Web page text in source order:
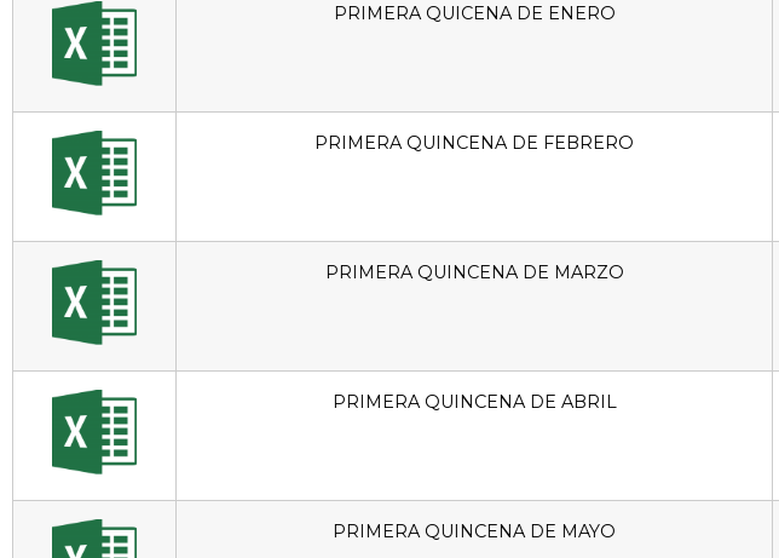
PRIMERA QUICENA DE ENERO
PRIMERA QUINCENA DE FEBRERO
PRIMERA QUINCENA DE MARZO
PRIMERA QUINCENA DE ABRIL
PRIMERA QUINCENA DE MAYO